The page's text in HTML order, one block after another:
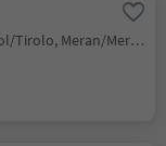
Tirolo/Tirol, Tirol/Tirolo, Meran/Merano and environs